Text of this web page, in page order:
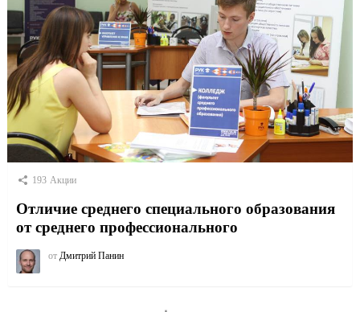
193 Акции
Отличие среднего специального образования
от среднего профессионального
от Дмитрий Панин